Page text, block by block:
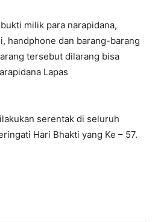
milik para narapidana,
handphone dan barang-barang
tersebut dilarang bisa
Lapas
serentak di seluruh
Hari Bhakti yang Ke – 57.